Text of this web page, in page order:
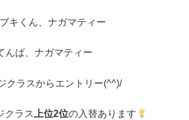
キくん、ナガマティー
んぱ、ナガマティー
クラスからエントリー(^^)/
クラス 上位2位の入替あります